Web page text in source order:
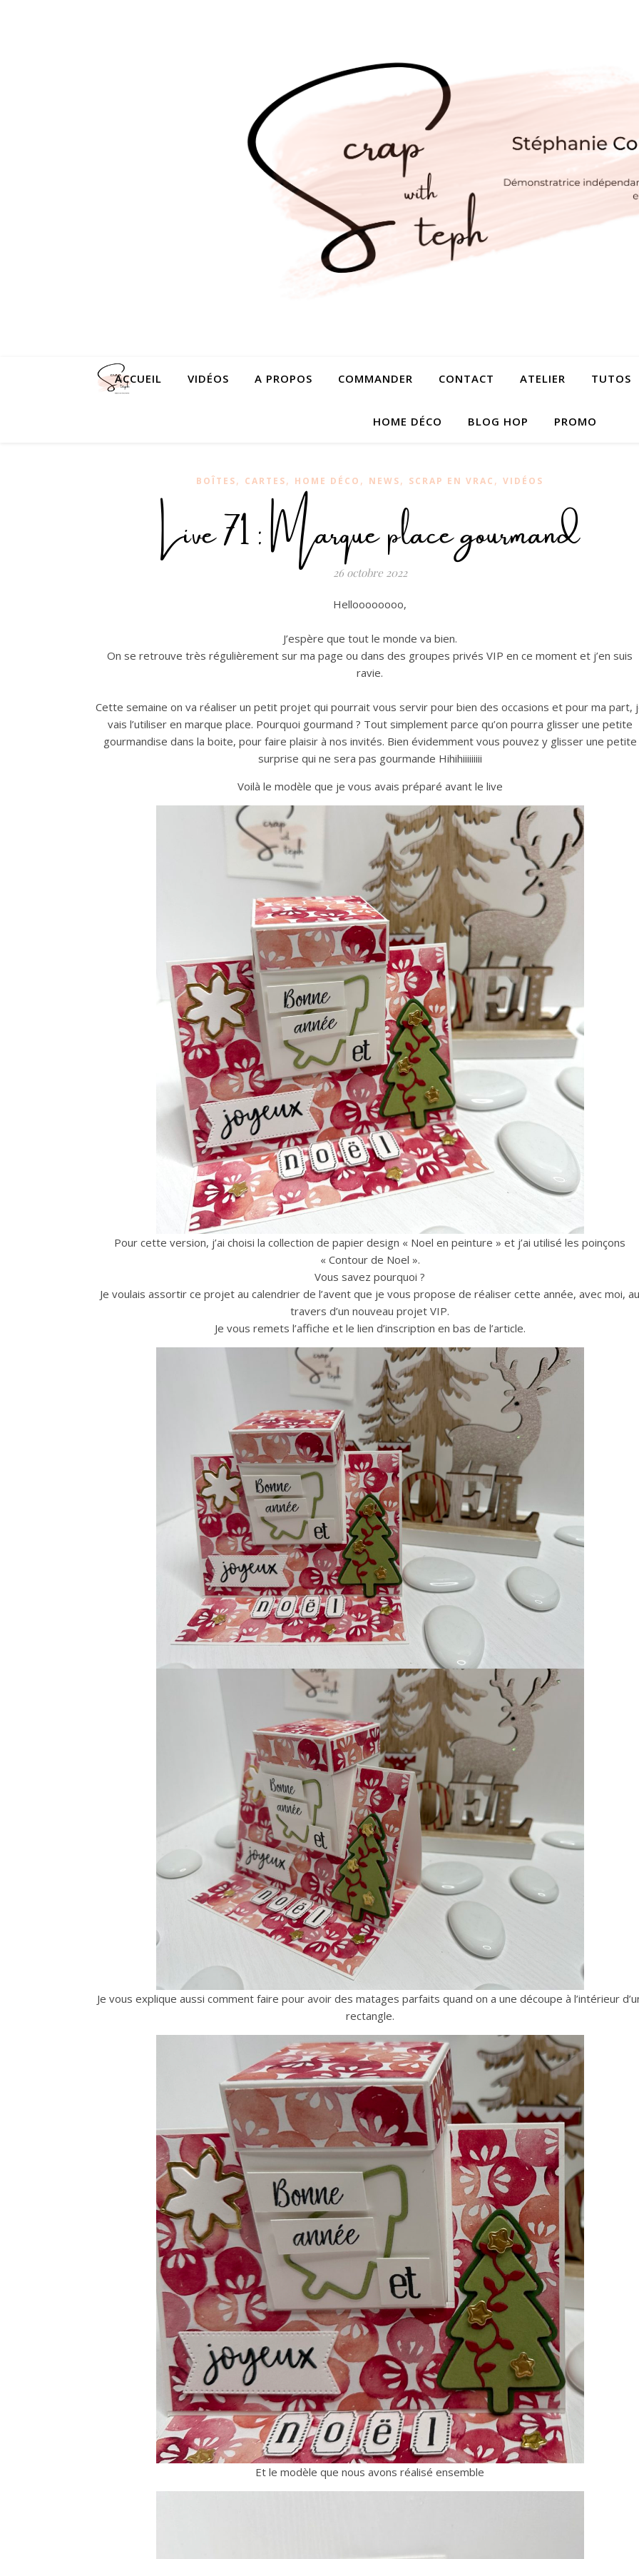
ACCUEIL VIDÉOS A PROPOS COMMANDER CONTACT ATELIER TUTOS
HOME DÉCO BLOG HOP PROMO
BOÎTES, CARTES, HOME DÉCO , NEWS, SCRAP EN VRAC , VIDÉOS
Live 71 : Marque place gourmand
26 octobre 2022
Helloooooooo,
J’espère que tout le monde va bien.
On se retrouve très régulièrement sur ma page ou dans des groupes privés VIP en ce moment et j’en suis
ravie.
Cette semaine on va réaliser un petit projet qui pourrait vous servir pour bien des occasions et pour ma part,
vais l’utiliser en marque place. Pourquoi gourmand ? Tout simplement parce qu’on pourra glisser une petite
gourmandise dans la boite, pour faire plaisir à nos invités. Bien évidemment vous pouvez y glisser une petite
surprise qui ne sera pas gourmande Hihihiiiiiiiii
Voilà le modèle que je vous avais préparé avant le live
Pour cette version, j’ai choisi la collection de papier design « Noel en peinture » et j’ai utilisé les poinçons
« Contour de Noel ».
Vous savez pourquoi ?
Je voulais assortir ce projet au calendrier de l’avent que je vous propose de réaliser cette année, avec moi, au
travers d’un nouveau projet VIP.
Je vous remets l’affiche et le lien d’inscription en bas de l’article.
Je vous explique aussi comment faire pour avoir des matages parfaits quand on a une découpe à l’intérieur
rectangle.
Et le modèle que nous avons réalisé ensemble